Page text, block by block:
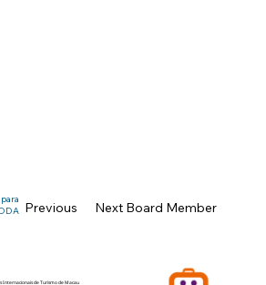
Previous Board Member
Next Board Member
Internacionais de Turismo de Macau